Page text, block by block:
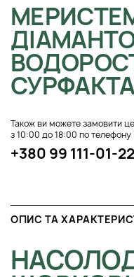
Також ви можете замовити
з 10:00 до 18:00 по телефону
+380 99 111-01-22
ОПИС ТА